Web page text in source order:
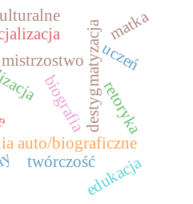
biografia
auto/biograficzne
destygmatyzacja
twórczość
mistrzostwo uczeń
retoryka
edukacja
matka